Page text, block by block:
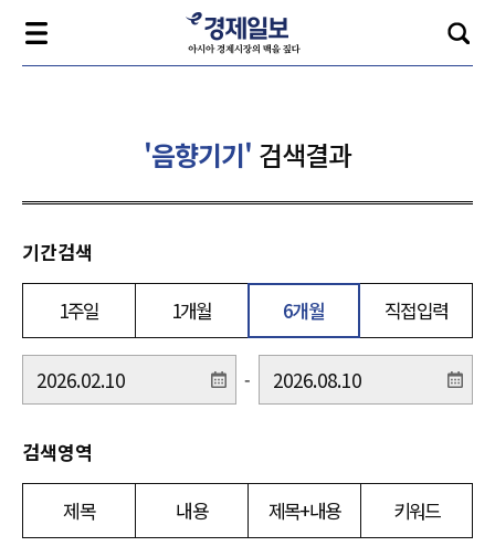
'음향기기' 검색결과
기간검색
1주일 1개월 6개월 직접입력
-
검색영역
제목 내용 제목+내용 키워드